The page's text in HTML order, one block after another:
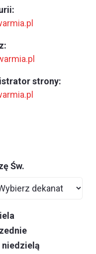
strony:
Św.
niedzielą